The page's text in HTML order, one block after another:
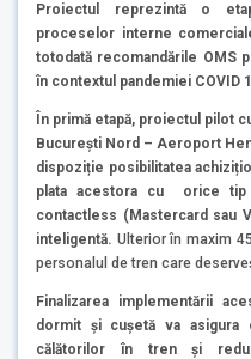
Proiectul reprezintă o
proceselor interne
totodată recomandările OMS
în contextul pandemiei COVID
În primă etapă, proiectul pilot
București Nord – Aeroport
dispoziție posibilitatea
plata acestora cu orice tip
contactless (Mastercard sau
inteligentă. Ulterior în maxim
personalul de tren care
Finalizarea implementării
dormit și cușetă va
călătorilor în tren și